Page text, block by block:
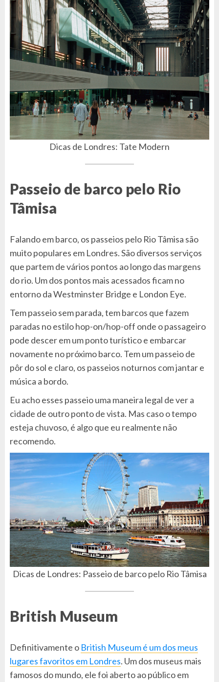
Dicas de Londres: Tate Modern
Passeio de barco pelo Rio
Tâmisa
Falando em barco, os passeios pelo Rio Tâmisa são
muito populares em Londres. São diversos serviços
que partem de vários pontos ao longo das margens
do rio. Um dos pontos mais acessados ficam no
entorno da Westminster Bridge e London Eye.
Tem passeio sem parada, tem barcos que fazem
paradas no estilo hop-on/hop-off onde o passageiro
pode descer em um ponto turístico e embarcar
novamente no próximo barco. Tem um passeio de
pôr do sol e claro, os passeios noturnos com jantar e
música a bordo.
Eu acho esses passeio uma maneira legal de ver a
cidade de outro ponto de vista. Mas caso o tempo
esteja chuvoso, é algo que eu realmente não
recomendo.
Dicas de Londres: Passeio de barco pelo Rio Tâmisa
British Museum
Definitivamente o British Museum é um dos meus
lugares favoritos em Londres. Um dos museus mais
famosos do mundo, ele foi aberto ao público em